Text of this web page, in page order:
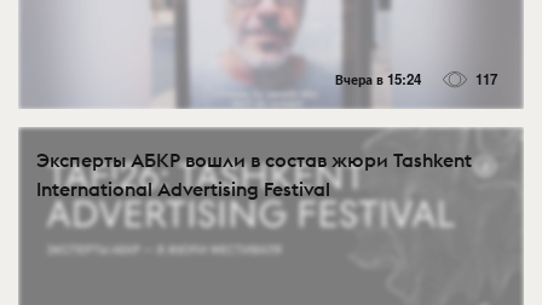
Вчера в 15:24 117
Эксперты АБКР вошли в состав жюри Tashkent
International Advertising Festival